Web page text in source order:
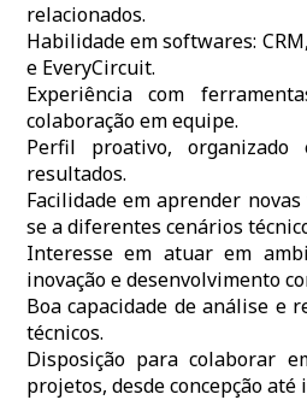
relacionados.
Habilidade em softwares:
e EveryCircuit.
Experiência com
colaboração em equipe.
Perfil proativo, organizado
resultados.
Facilidade em aprender
se a diferentes cenários
Interesse em atuar em
inovação e desenvolvimento
Boa capacidade de análise e
técnicos.
Disposição para colaborar
projetos, desde concepção até